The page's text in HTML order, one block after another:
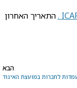
. התאריך האחרון
הבא
לחברות במועצת האיגוד